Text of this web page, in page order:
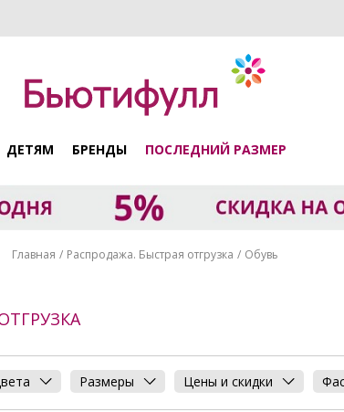
ДЕТЯМ БРЕНДЫ ПОСЛЕДНИЙ РАЗМЕР
Главная Распродажа. Быстрая отгрузка Обувь
Размеры Цены и скидки